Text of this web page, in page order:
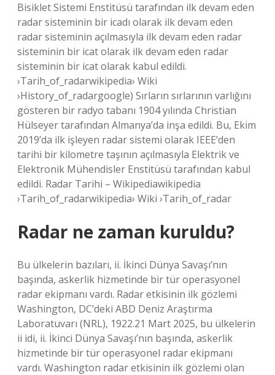
Bisiklet Sistemi Enstitüsü tarafından ilk devam eden
radar sisteminin bir icadı olarak ilk devam eden
radar sisteminin açılmasıyla ilk devam eden radar
sisteminin bir icat olarak ilk devam eden radar
sisteminin bir icat olarak kabul edildi.
›Tarih_of_radarwikipedia› Wiki
›History_of_radargoogle) Sırların sırlarının varlığını
gösteren bir radyo tabanı 1904 yılında Christian
Hülseyer tarafından Almanya’da inşa edildi. Bu, Ekim
2019’da ilk işleyen radar sistemi olarak IEEE’den
tarihi bir kilometre taşının açılmasıyla Elektrik ve
Elektronik Mühendisler Enstitüsü tarafından kabul
edildi. Radar Tarihi – Wikipediawikipedia
›Tarih_of_radarwikipedia› Wiki ›Tarih_of_radar
Radar ne zaman kuruldu?
Bu ülkelerin bazıları, ii. İkinci Dünya Savaşı’nın
başında, askerlik hizmetinde bir tür operasyonel
radar ekipmanı vardı. Radar etkisinin ilk gözlemi
Washington, DC’deki ABD Deniz Araştırma
Laboratuvarı (NRL), 1922.21 Mart 2025, bu ülkelerin
ii idi, ii. İkinci Dünya Savaşı’nın başında, askerlik
hizmetinde bir tür operasyonel radar ekipmanı
vardı. Washington radar etkisinin ilk gözlemi olan